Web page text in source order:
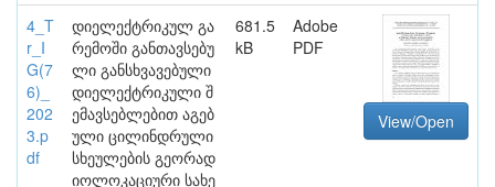
4_T
r_I
G(7
6)_
202
3.p
df
დიელექტრიკულ გა
რემოში განთავსებუ
ლი განსხვავებული
დიელექტრიკული შ
ემავსებლებით აგებ
ული ცილინდრული
სხეულების გეორად
იოლოკაციური სახე
681.5
kB
Adobe
PDF
View/Open